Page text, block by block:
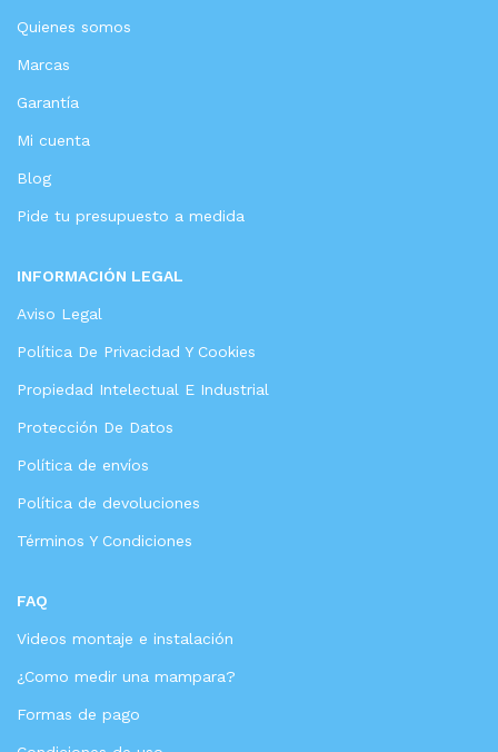
Quienes somos
Marcas
Garantía
Mi cuenta
Blog
Pide tu presupuesto a medida
INFORMACIÓN LEGAL
Aviso Legal
Política De Privacidad Y Cookies
Propiedad Intelectual E Industrial
Protección De Datos
Política de envíos
Política de devoluciones
Términos Y Condiciones
FAQ
Videos montaje e instalación
¿Como medir una mampara?
Formas de pago